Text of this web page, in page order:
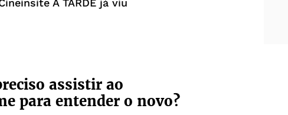
A TARDE já viu
assistir ao
para entender o novo?